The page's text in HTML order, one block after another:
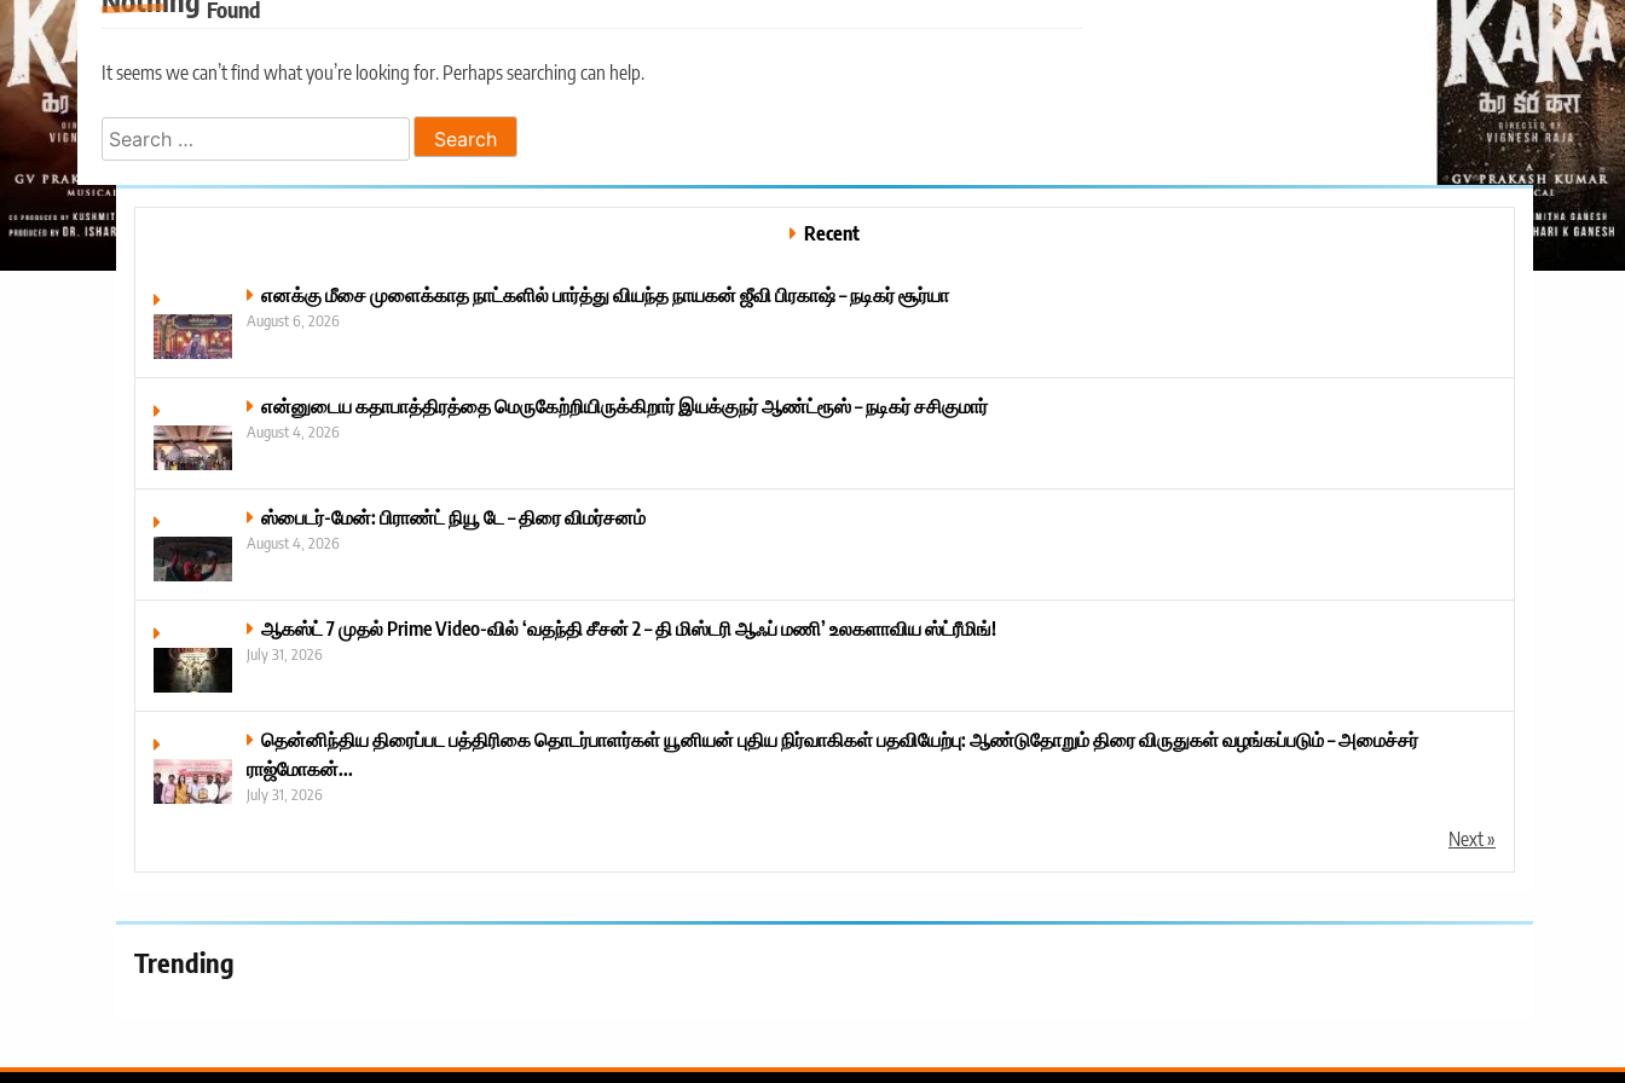
Found
It seems we can’t find what you’re looking for. Perhaps searching can help.
Search
for:
Recent
எனக்கு மீசை முளைக்காத நாட்களில் பார்த்து வியந்த நாயகன் ஜீவி பிரகாஷ் – நடிகர் சூர்யா
August 6, 2026
என்னுடைய கதாபாத்திரத்தை மெருகேற்றியிருக்கிறார் இயக்குநர் ஆண்ட்ரூஸ் – நடிகர் சசிகுமார்
August 4, 2026
ஸ்பைடர்-மேன்: பிராண்ட் நியூ டே – திரை விமர்சனம்
August 4, 2026
ஆகஸ்ட் 7 முதல் Prime Video-வில் ‘வதந்தி சீசன் 2 – தி மிஸ்டரி ஆஃப் மணி’ உலகளாவிய ஸ்ட்ரீமிங்!
July 31, 2026
தென்னிந்திய திரைப்பட பத்திரிகை தொடர்பாளர்கள் யூனியன் புதிய நிர்வாகிகள் பதவியேற்பு: ஆண்டுதோறும் திரை விருதுகள் வழங்கப்படும் – அமைச்சர்
ராஜ்மோகன்...
July 31, 2026
Next »
Trending